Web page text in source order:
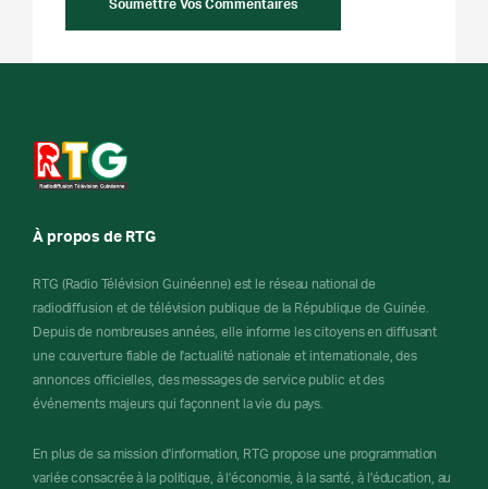
À propos de RTG
RTG (Radio Télévision Guinéenne) est le réseau national de
radiodiffusion et de télévision publique de la République de Guinée.
Depuis de nombreuses années, elle informe les citoyens en diffusant
une couverture fiable de l'actualité nationale et internationale, des
annonces officielles, des messages de service public et des
événements majeurs qui façonnent la vie du pays.
En plus de sa mission d'information, RTG propose une programmation
variée consacrée à la politique, à l'économie, à la santé, à l'éducation, au